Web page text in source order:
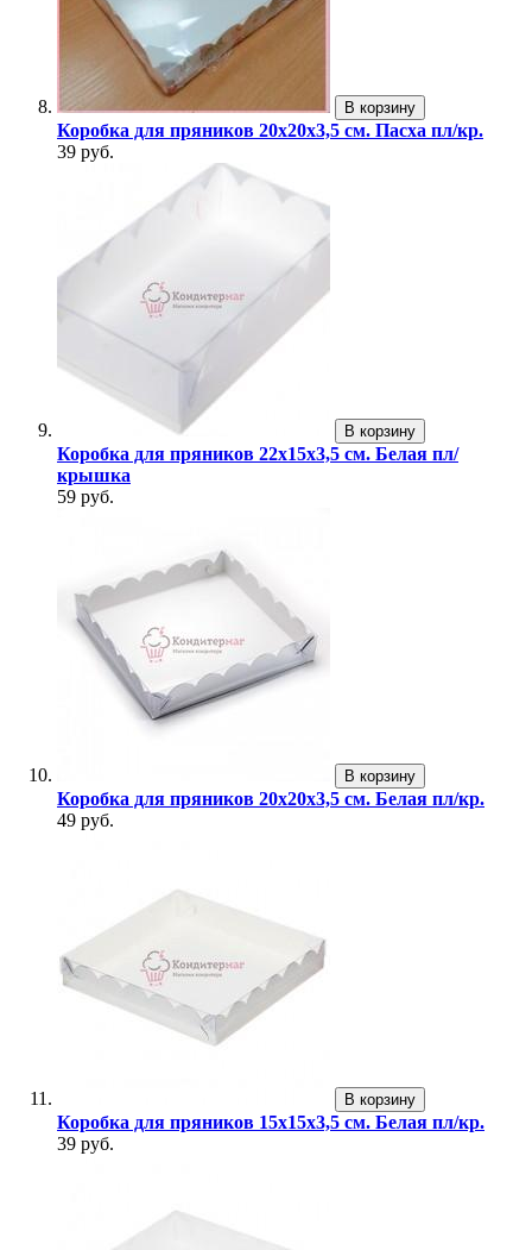
В корзину
Коробка для пряников 20х20х3,5 см. Пасха пл/кр.
39 руб.
В корзину
Коробка для пряников 22х15х3,5 см. Белая пл/
крышка
59 руб.
В корзину
Коробка для пряников 20х20х3,5 см. Белая пл/кр.
49 руб.
В корзину
Коробка для пряников 15х15х3,5 см. Белая пл/кр.
39 руб.